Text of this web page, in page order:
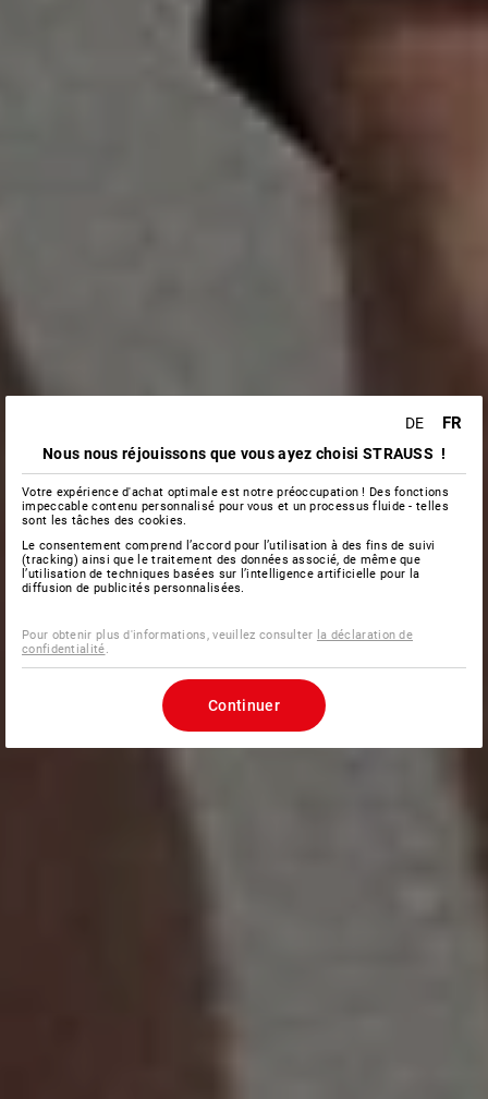
DE FR
Nous nous réjouissons que vous ayez choisi STRAUSS !
Votre expérience d'achat optimale est notre préoccupation ! Des fonctions
impeccable contenu personnalisé pour vous et un processus fluide - telles
sont les tâches des cookies.
Le consentement comprend l’accord pour l’utilisation à des fins de suivi
(tracking) ainsi que le traitement des données associé, de même que
l’utilisation de techniques basées sur l’intelligence artificielle pour la
diffusion de publicités personnalisées.
Pour obtenir plus d'informations, veuillez consulter la déclaration de
confidentialité
Continuer